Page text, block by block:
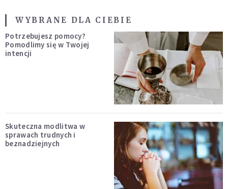
WYBRANE DLA CIEBIE
Potrzebujesz pomocy?
Pomodlimy się w Twojej
intencji
Skuteczna modlitwa w
sprawach trudnych i
beznadziejnych